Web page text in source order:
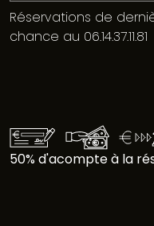
Réservations de
chance au 06.14.37.11.81
50% d'acompte à la